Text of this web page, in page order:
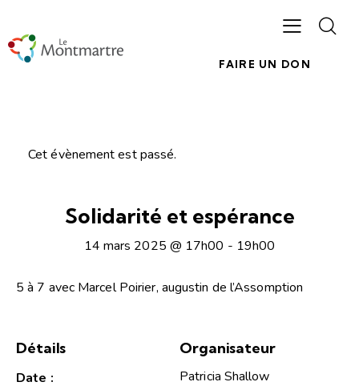
FAIRE UN DON
Cet évènement est passé.
Solidarité et espérance
14 mars 2025 @ 17h00 - 19h00
5 à 7 avec Marcel Poirier, augustin de l’Assomption
Détails
Date :
Organisateur
Patricia Shallow